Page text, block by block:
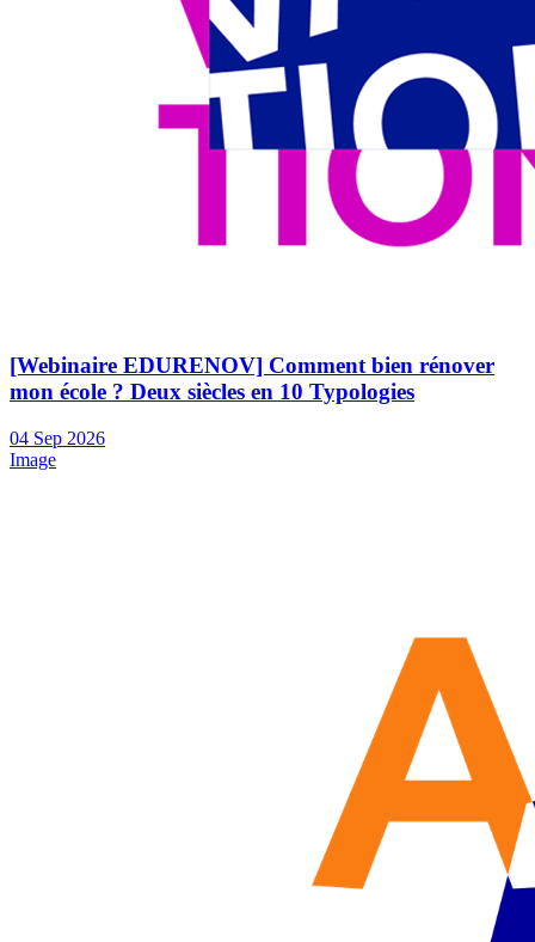
[Webinaire EDURENOV] Comment bien rénover
mon école ? Deux siècles en 10 Typologies
04 Sep 2026
Image